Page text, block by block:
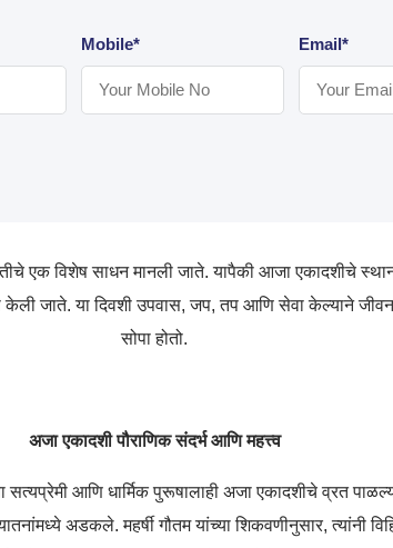
Mobile* Email*
एक विशेष साधन मानली जाते. यापैकी आजा एकादशीचे
जाते. या दिवशी उपवास, जप, तप आणि सेवा केल्याने
सोपा होतो.
अजा एकादशी पौराणिक संदर्भ आणि महत्त्व
आणि धार्मिक पुरूषालाही अजा एकादशीचे व्रत
अडकले. महर्षी गौतम यांच्या शिकवणीनुसार, त्यांनी